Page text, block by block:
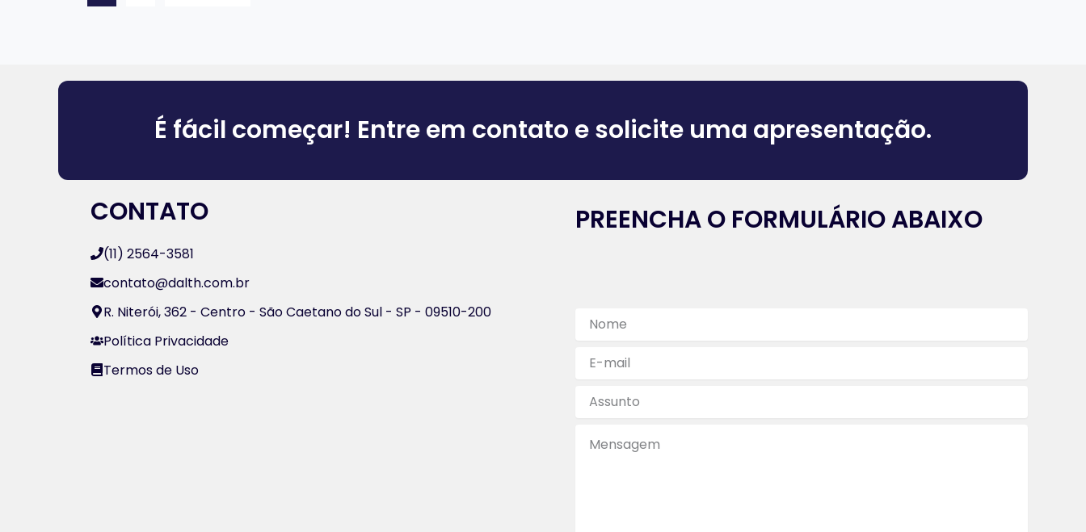
É fácil começar! Entre em contato e solicite uma apresentação.
CONTATO
(11) 2564-3581
contato@dalth.com.br
R. Niterói, 362 - Centro - São Caetano do Sul - SP - 09510-200
Política Privacidade
Termos de Uso
PREENCHA O FORMULÁRIO ABAIXO